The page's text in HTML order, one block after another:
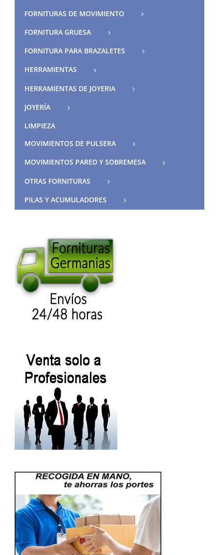
FORNITURAS DE MOVIMIENTO
FORNITURA GRUESA
FORNITURA PARA BRAZALETES
HERRAMIENTAS
HERRAMIENTAS DE JOYERIA
JOYERÍA
LIMPIEZA
MOVIMIENTOS DE PULSERA
MOVIMIENTOS PARED Y SOBREMESA
OTRAS FORNITURAS
PILAS Y ACUMULADORES